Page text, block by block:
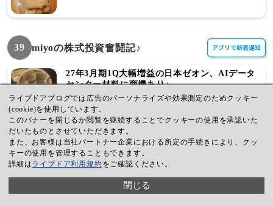
39 miyoの株式投資奮闘記♪
27年3月期1Q大幅増益の日本ゼオン、AIデータ
センター材料に商機あり♪
国策テーマのペロブスカイト太陽電池、量産を
支える大穴株フジプレアムには注目♪
イーエムシステムズが上期経常62%上方修正♪医
ライブドアブログでは広告のパーソナライズや効果測定のためクッキー
(cookie)を使用しています。
このバナーを閉じるか閲覧を継続することでクッキーの使用を承認いた
だいたものとさせていただきます。
また、お客様は当社パートナー企業における所定の手続きにより、クッ
キーの使用を管理することもできます。
詳細はライブドア利用規約をご確認ください。
閉じる